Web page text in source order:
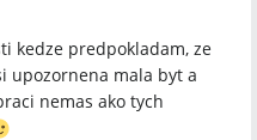
kedze predpokladam, ze
upozornena mala byt a
nemas ako tych